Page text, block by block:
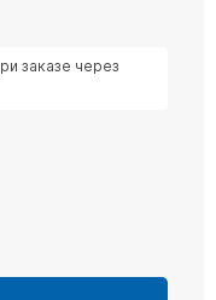
заказе через